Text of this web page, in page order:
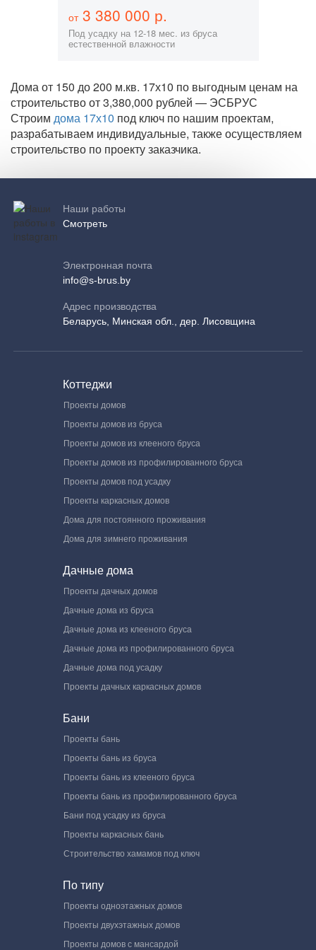
от3 380 000 р.
Под усадку на 12-18 мес. из бруса
естественной влажности
Дома от 150 до 200 м.кв. 17х10 по выгодным ценам на
строительство от 3,380,000 рублей — ЭСБРУС
Строим дома 17х10 под ключ по нашим проектам,
разрабатываем индивидуальные, также осуществляем
строительство по проекту заказчика.
Наши работы
Смотреть
Электронная почта
info@s-brus.by
Адрес производства
Беларусь, Минская обл., дер. Лисовщина
Коттеджи
Проекты домов
Проекты домов из бруса
Проекты домов из клееного бруса
Проекты домов из профилированного бруса
Проекты домов под усадку
Проекты каркасных домов
Дома для постоянного проживания
Дома для зимнего проживания
Дачные дома
Проекты дачных домов
Дачные дома из бруса
Дачные дома из клееного бруса
Дачные дома из профилированного бруса
Дачные дома под усадку
Проекты дачных каркасных домов
Бани
Проекты бань
Проекты бань из бруса
Проекты бань из клееного бруса
Проекты бань из профилированного бруса
Бани под усадку из бруса
Проекты каркасных бань
Строительство хамамов под ключ
По типу
Проекты одноэтажных домов
Проекты двухэтажных домов
Проекты домов с мансардой